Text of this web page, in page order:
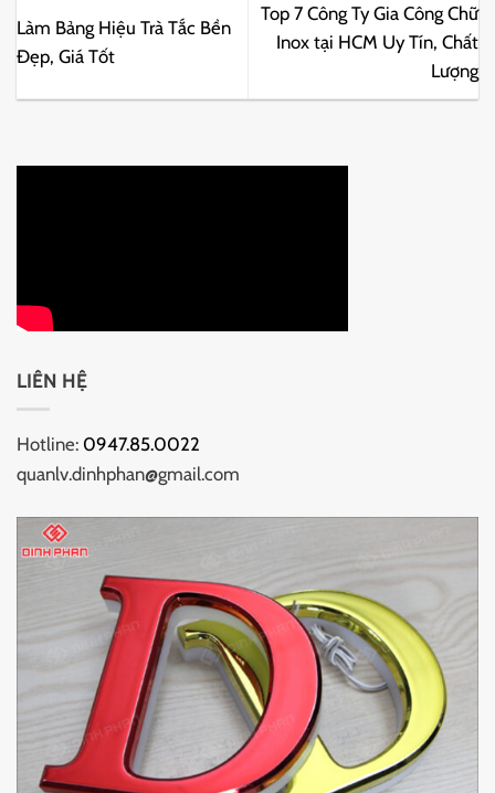
Làm Bảng Hiệu Trà Tắc Bền
Đẹp, Giá Tốt
Top 7 Công Ty Gia Công Chữ
Inox tại HCM Uy Tín, Chất
Lượng
LIÊN HỆ
Hotline: 0947.85.0022
quanlv.dinhphan@gmail.com